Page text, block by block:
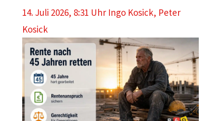
14. Juli 2026, 8:31 Uhr Ingo Kosick, Peter
Kosick